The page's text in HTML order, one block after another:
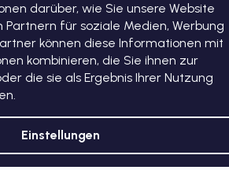
darüber, wie Sie unsere Website
Partnern für soziale Medien, Werbung
können diese Informationen mit
kombinieren, die Sie ihnen zur
die sie als Ergebnis Ihrer Nutzung
Einstellungen
Premium